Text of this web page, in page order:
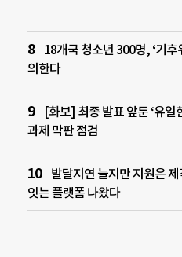
18개국 청소년 300명, ‘기후
의한다
[화보] 최종 발표 앞둔 ‘유
과제 막판 점검
발달지연 늘지만 지원은
잇는 플랫폼 나왔다